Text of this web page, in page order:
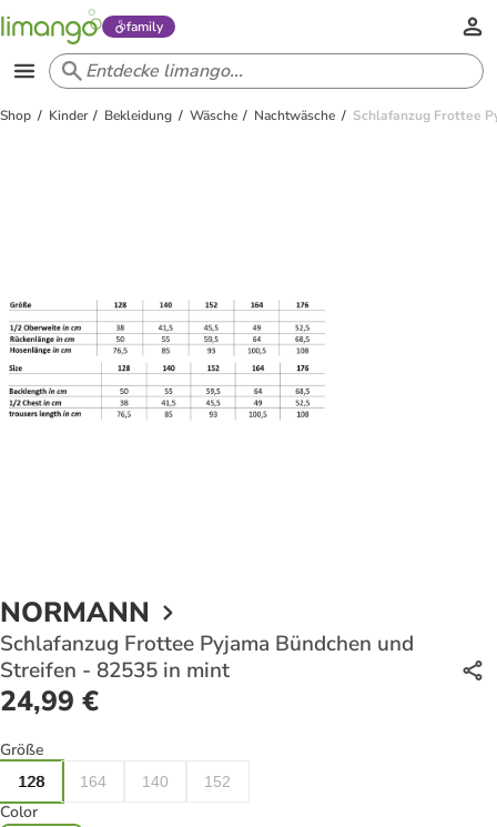
family
Shop Kinder Bekleidung Wäsche Nachtwäsche Schlafanzug Frottee
NORMANN
Schlafanzug Frottee Pyjama Bündchen und
Streifen - 82535 in mint
24,99 €
Größe
128 164 140 152
Color